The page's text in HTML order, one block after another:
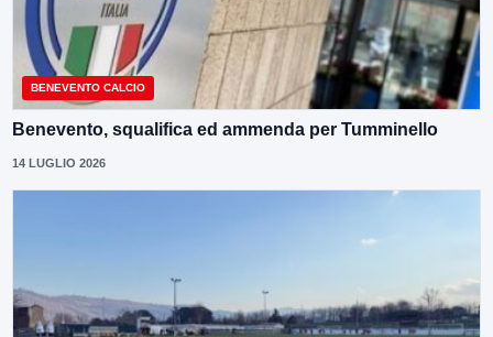
BENEVENTO CALCIO
Benevento, squalifica ed ammenda per Tumminello
14 LUGLIO 2026